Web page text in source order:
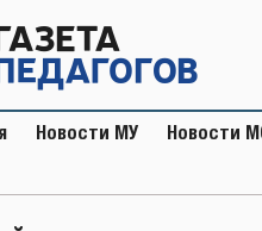
Новости МУ Новости